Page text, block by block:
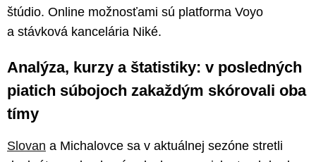
štúdio. Online možnosťami sú platforma Voyo
a stávková kancelária Niké.
Analýza, kurzy a štatistiky: v posledných
piatich súbojoch zakaždým skórovali oba
tímy
Slovan a Michalovce sa v aktuálnej sezóne stretli